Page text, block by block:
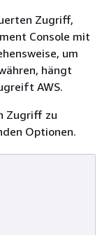
Zugriff,
Console mit
um
hängt
AWS.
Zugriff zu
Optionen.